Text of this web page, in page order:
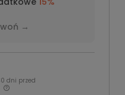
→
dni przed